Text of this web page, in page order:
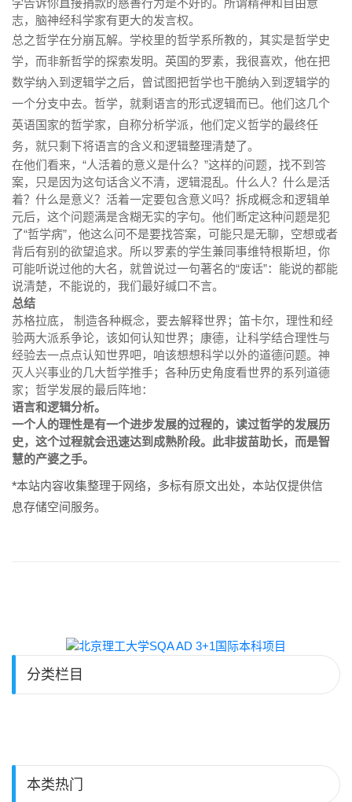
志，脑神经科学家有更大的发言权。
总之哲学在分崩瓦解。学校里的哲学系所教的，其实是哲学史
学，而非新哲学的探索发明。英国的罗素，我很喜欢，他在把
数学纳入到逻辑学之后，曾试图把哲学也干脆纳入到逻辑学的
一个分支中去。哲学，就剩语言的形式逻辑而已。他们这几个
英语国家的哲学家，自称分析学派，他们定义哲学的最终任
务，就只剩下将语言的含义和逻辑整理清楚了。
在他们看来，“人活着的意义是什么？”这样的问题，找不到答
案，只是因为这句话含义不清，逻辑混乱。什么人？什么是活
着？什么是意义？活着一定要包含意义吗？拆成概念和逻辑单
元后，这个问题满是含糊无实的字句。他们断定这种问题是犯
了“哲学病”，他这么问不是要找答案，可能只是无聊，空想或者
背后有别的欲望追求。所以罗素的学生兼同事维特根斯坦，你
可能听说过他的大名，就曾说过一句著名的“废话”：能说的都能
说清楚，不能说的，我们最好缄口不言。
总结
苏格拉底， 制造各种概念，要去解释世界；笛卡尔，理性和经
验两大派系争论，该如何认知世界；康德，让科学结合理性与
经验去一点点认知世界吧，咱该想想科学以外的道德问题。神
灭人兴事业的几大哲学推手；各种历史角度看世界的系列道德
家；哲学发展的最后阵地：
语言和逻辑分析。
一个人的理性是有一个进步发展的过程的，读过哲学的发展历
史，这个过程就会迅速达到成熟阶段。此非拔苗助长，而是智
慧的产婆之手。
*本站内容收集整理于网络，多标有原文出处，本站仅提供信
息存储空间服务。
分类栏目
本类热门